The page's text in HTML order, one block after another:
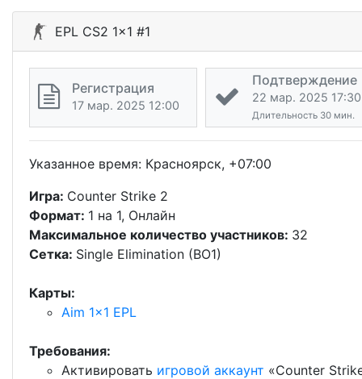
EPL CS2 1x1 #1
Регистрация
17 мар. 2025 12:00
Подтверждение
22 мар. 2025 17:30
Длительность 30 мин.
Указанное время: Красноярск, +07:00
Игра: Counter Strike 2
Формат: 1 на 1, Онлайн
Максимальное количество участников: 32
Сетка: Single Elimination (BO1)
Карты:
Aim 1x1 EPL
Требования:
Активировать игровой аккаунт «Counter